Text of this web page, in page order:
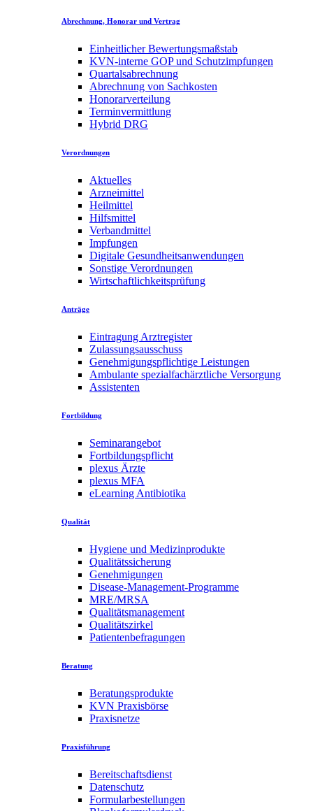
Abrechnung, Honorar und Vertrag
Einheitlicher Bewertungsmaßstab
KVN-interne GOP und Schutzimpfungen
Quartalsabrechnung
Abrechnung von Sachkosten
Honorarverteilung
Terminvermittlung
Hybrid DRG
Verordnungen
Aktuelles
Arzneimittel
Heilmittel
Hilfsmittel
Verbandmittel
Impfungen
Digitale Gesundheitsanwendungen
Sonstige Verordnungen
Wirtschaftlichkeitsprüfung
Anträge
Eintragung Arztregister
Zulassungsausschuss
Genehmigungspflichtige Leistungen
Ambulante spezialfachärztliche Versorgung
Assistenten
Fortbildung
Seminarangebot
Fortbildungspflicht
plexus Ärzte
plexus MFA
eLearning Antibiotika
Qualität
Hygiene und Medizinprodukte
Qualitätssicherung
Genehmigungen
Disease-Management-Programme
MRE/MRSA
Qualitätsmanagement
Qualitätszirkel
Patientenbefragungen
Beratung
Beratungsprodukte
KVN Praxisbörse
Praxisnetze
Praxisführung
Bereitschaftsdienst
Datenschutz
Formularbestellungen